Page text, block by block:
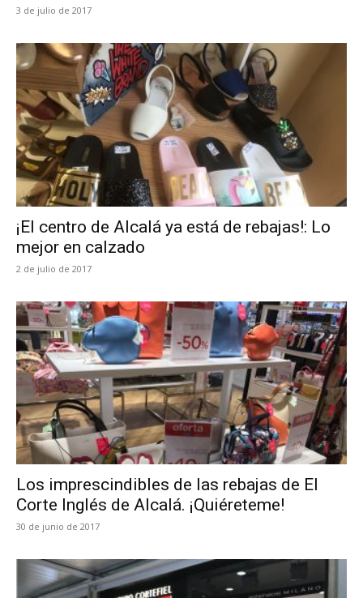
3 de julio de 2017
¡El centro de Alcalá ya está de rebajas!: Lo
mejor en calzado
2 de julio de 2017
Los imprescindibles de las rebajas de El
Corte Inglés de Alcalá. ¡Quiéreteme!
30 de junio de 2017